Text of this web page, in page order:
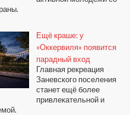
Ещё краше: у
«Оккервиля» появится
парадный вход
Главная рекреация
Заневского поселения
станет ещё более
привлекательной и